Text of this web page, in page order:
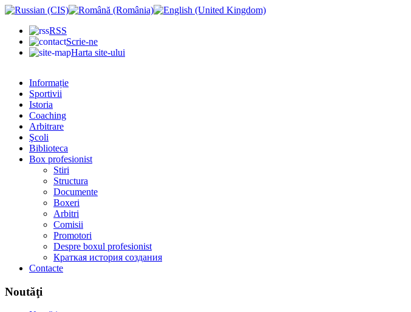
RSS
Scrie-ne
Harta site-ului
Informație
Sportivii
Istoria
Coaching
Arbitrare
Şcoli
Biblioteca
Box profesionist
Stiri
Structura
Documente
Boxeri
Arbitri
Comisii
Promotori
Despre boxul profesionist
Краткая история создания
Contacte
Noutăţi